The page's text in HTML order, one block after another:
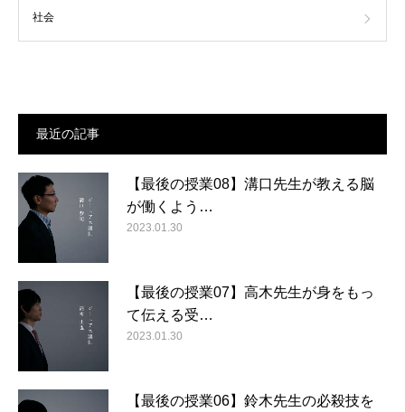
社会
最近の記事
【最後の授業08】溝口先生が教える脳
が働くよう…
2023.01.30
【最後の授業07】高木先生が身をもっ
て伝える受…
2023.01.30
【最後の授業06】鈴木先生の必殺技を